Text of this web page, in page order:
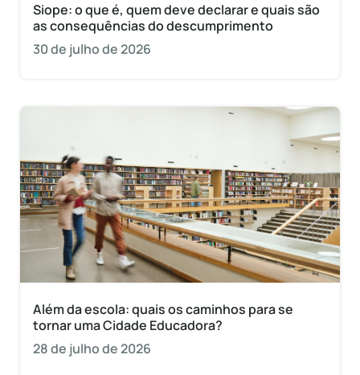
Siope: o que é, quem deve declarar e quais são
as consequências do descumprimento
30 de julho de 2026
Além da escola: quais os caminhos para se
tornar uma Cidade Educadora?
28 de julho de 2026